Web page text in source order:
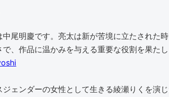
尾明慶です。亮太は新が苦境に立たされた
、作品に温かみを与える重要な役割を果たし
ェンダーの女性として生きる綾瀬りくを演